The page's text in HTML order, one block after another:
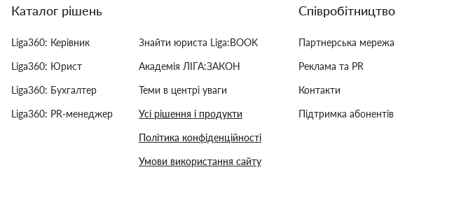
Каталог рішень
Liga360: Керівник
Liga360: Юрист
Liga360: Бухгалтер
Liga360: PR-менеджер
Знайти юриста Liga:BOOK
Академія ЛІГА:ЗАКОН
Теми в центрі уваги
Усі рішення і продукти
Політика конфіденційності
Умови використання сайту
Співробітництво
Партнерська мережа
Реклама та PR
Контакти
Підтримка абонентів